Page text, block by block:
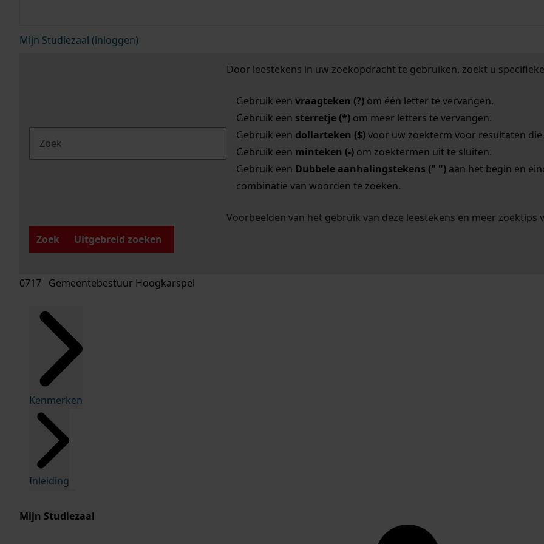
Mijn Studiezaal (inloggen)
Door leestekens in uw zoekopdracht te gebruiken, zoekt u
Gebruik een vraagteken (?)om één letter te vervangen.
Gebruik een sterretje (*)om meer letters te vervangen.
Gebruik een dollarteken ($)voor uw zoekterm voor resultaten die
Gebruik een minteken (-)om zoektermen uit te sluiten.
Gebruik een Dubbele aanhalingstekens (" ")aan het begin en
combinatie van woorden te zoeken.
Voorbeelden van het gebruik van deze leestekens en meer zoektips
Zoek
Uitgebreid zoeken
0717 Gemeentebestuur Hoogkarspel
Kenmerken
Inleiding
Mijn Studiezaal